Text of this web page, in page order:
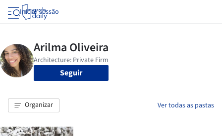
Iniciar sessão
Seguir
Organizar Ver todas as pastas